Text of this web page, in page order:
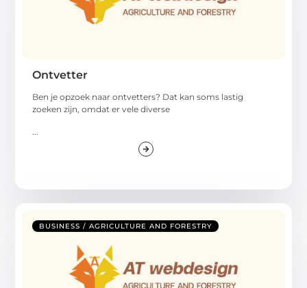
Ontvetter
Ben je opzoek naar ontvetters? Dat kan soms lastig
zoeken zijn, omdat er vele diverse
BUSINESS / AGRICULTURE AND FORESTRY